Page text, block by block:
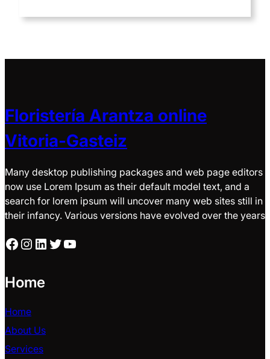
Floristería Arantza online
Vitoria-Gasteiz
Many desktop publishing packages and web page editors
now use Lorem Ipsum as their default model text, and a
search for lorem ipsum will uncover many web sites still in
their infancy. Various versions have evolved over the years
Facebook Instagram LinkedIn Twitter YouTube
Home
Home
About Us
Services